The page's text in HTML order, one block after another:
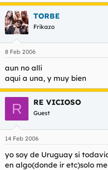
TORBE
Frikazo
8 Feb 2006
aun no alli
aqui a una, y muy bien
R RE VICIOSO
Guest
14 Feb 2006
yo soy de Uruguay si
en algo(donde ir etc)solo